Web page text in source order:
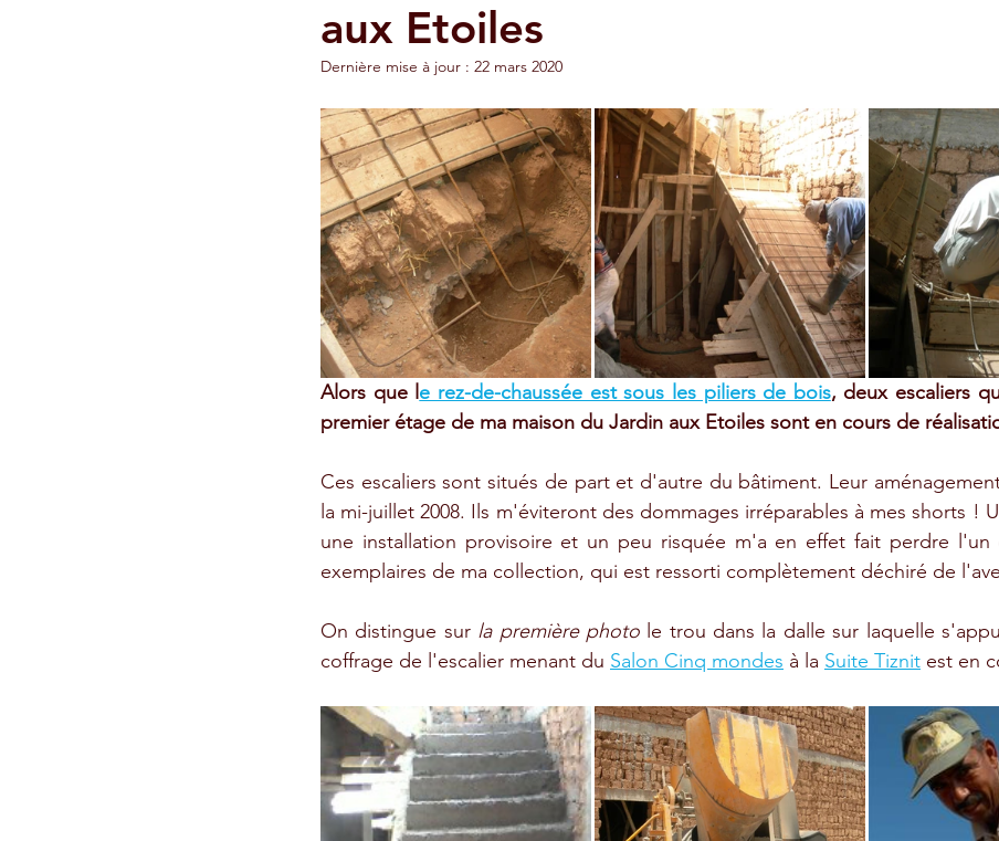
Alimentation Evénements
Tiznit Transport Aziz Akhannouch Sport Essaouira
Jardins d'Agadir Ouarzazate Taghazout Tafraout
aux Etoiles
Dernière mise à jour : 22 mars 2020
Alors que l e rez-de-chaussée est sous les piliers de bois, deux escaliers
premier étage de ma maison du Jardin aux Etoiles sont en cours de
Ces escaliers sont situés de part et d'autre du bâtiment. Leur
la mi-juillet 2008. Ils m'éviteront des dommages irréparables à mes shorts !
une installation provisoire et un peu risquée m'a en effet fait perdre l'un
exemplaires de ma collection, qui est ressorti complètement déchiré de
On distingue sur la première photo le trou dans la dalle sur laquelle
coffrage de l'escalier menant du Salon Cinq mondes à la Suite Tiznit est en